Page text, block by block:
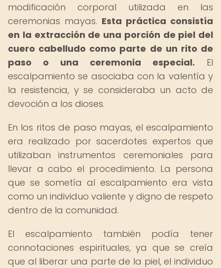
modificación corporal utilizada en las
ceremonias mayas. Esta práctica consistía
en la extracción de una porción de piel del
cuero cabelludo como parte de un rito de
paso o una ceremonia especial. El
escalpamiento se asociaba con la valentía y
la resistencia, y se consideraba un acto de
devoción a los dioses.
En los ritos de paso mayas, el escalpamiento
era realizado por sacerdotes expertos que
utilizaban instrumentos ceremoniales para
llevar a cabo el procedimiento. La persona
que se sometía al escalpamiento era vista
como un individuo valiente y digno de respeto
dentro de la comunidad.
El escalpamiento también podía tener
connotaciones espirituales, ya que se creía
que al liberar una parte de la piel, el individuo